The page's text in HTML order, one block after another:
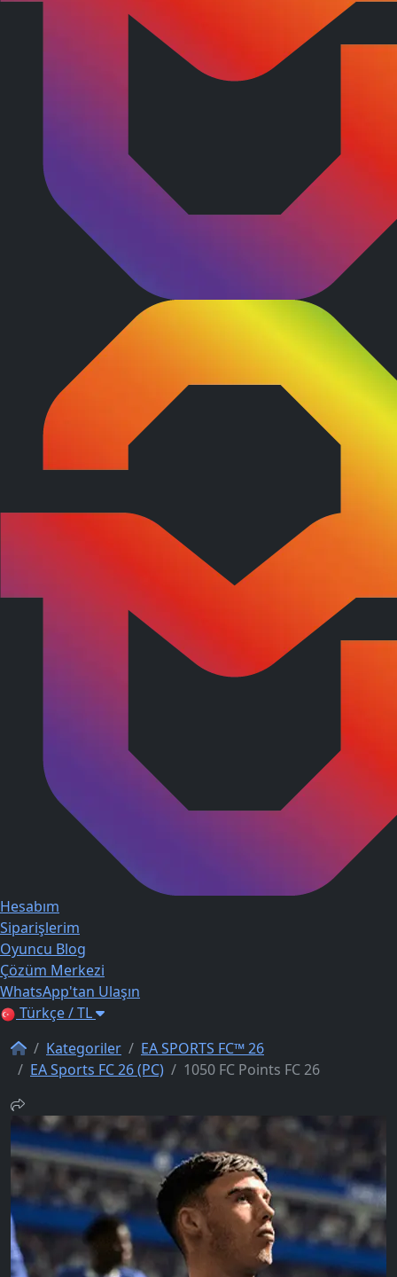
Hesabım
Siparişlerim
Oyuncu Blog
Çözüm Merkezi
WhatsApp'tan Ulaşın
Türkçe / TL
Kategoriler
EA SPORTS FC™ 26
EA Sports FC 26 (PC)
1050 FC Points FC 26